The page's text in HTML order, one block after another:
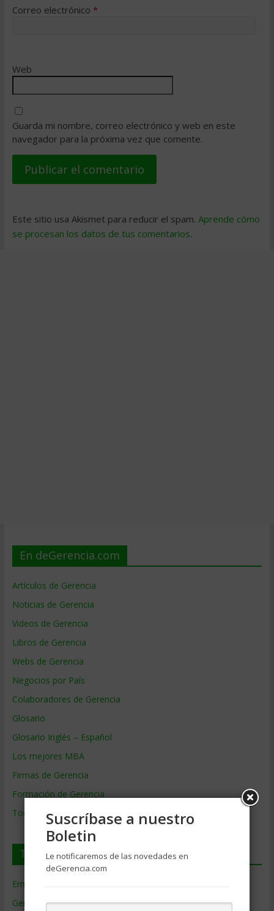
Correo electrónico *
Web
Guarda mi nombre, correo electrónico y web en este
navegador para la próxima vez que comente.
Este sitio usa Akismet para reducir el spam. Aprende cómo
se procesan los datos de tus comentarios.
En deGerencia.com
Artículos de Gerencia
Noticias de Gerencia
Videos de Gerencia
Libros de Gerencia
Webs de Gerencia
Negocios por País
Colaboradores de Gerencia
Glosario
Glosario Inglés – Español
Los mejores MBA
Firmas de Gerencia
Formación de Gerencia
Todos los Temas
Temas de Gerencia
Empresas de Gerencia
Gerencia(9.481)
Suscríbase a nuestro
Boletin
Le notificaremos de las novedades en
deGerencia.com